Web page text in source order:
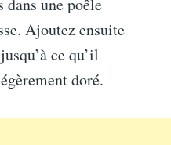
une poêle
Ajoutez ensuite
ce qu’il
doré.